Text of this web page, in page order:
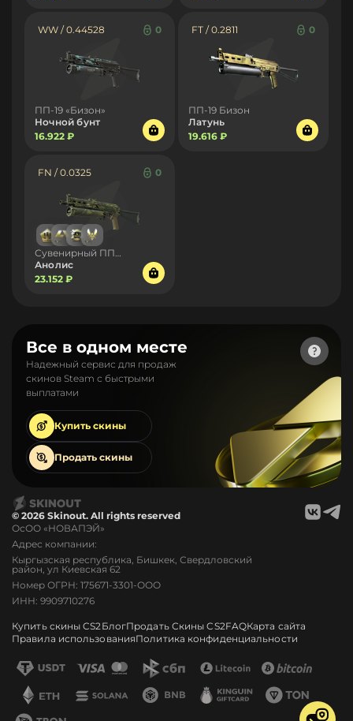
WW / 0.44528 0
ПП-19 «Бизон»
Ночной бунт
16.922 ₽
FT / 0.2811 0
ПП-19 Бизон
Латунь
19.616 ₽
FN / 0.0325 0
Анолис
23.152 ₽
Все в одном месте
Надежный сервис для продаж
скинов Steam с быстрыми
выплатами
Купить скины
Продать скины
© 2026 Skinout. All rights reserved
ОсОО «НОВАПЭЙ»
Адрес компании:
Кыргызская республика, Бишкек, Свердловский
район, ул Киевская 62
Номер ОГРН: 175671-3301-ООО
ИНН: 9909710276
Купить скины CS2 БлогПродать Скины CS2FAQКарта сайта
Правила использованияПолитика конфиденциальности